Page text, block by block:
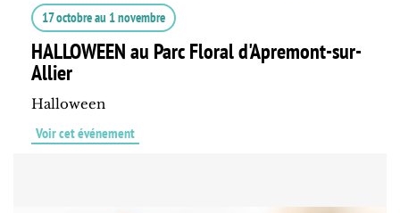
17 octobreau 1 novembre
HALLOWEEN au Parc Floral d'Apremont-sur-
Allier
Halloween
Voir cet événement